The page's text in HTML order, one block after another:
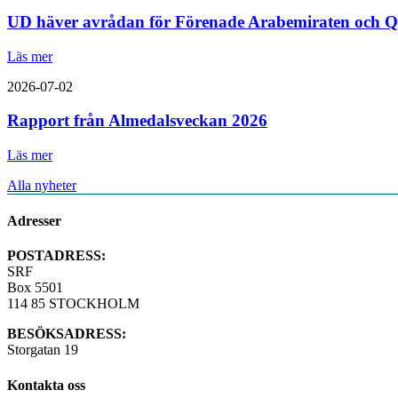
UD häver avrådan för Förenade Arabemiraten och
Läs mer
2026-07-02
Rapport från Almedalsveckan 2026
Läs mer
Alla nyheter
Adresser
POSTADRESS:
SRF
Box 5501
114 85 STOCKHOLM
BESÖKSADRESS:
Storgatan 19
Kontakta oss